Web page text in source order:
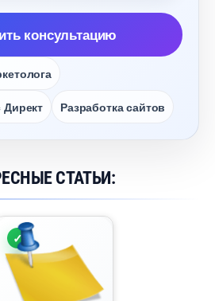
консультацию
Директ Разработка сайто
СТАТЬИ: